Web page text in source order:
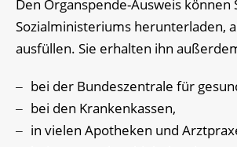
Den Organspende-Ausweis können
Sozialministeriums herunterladen,
ausfüllen. Sie erhalten ihn
bei der Bundeszentrale für
bei den Krankenkassen,
in vielen Apotheken und